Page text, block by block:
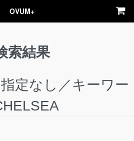
OVUM+
索結果
定なし／キーワー